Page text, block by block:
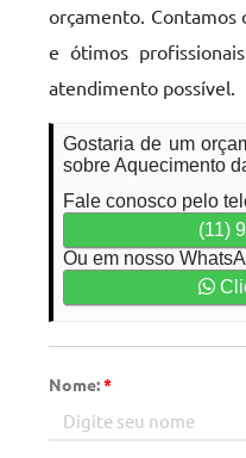
orçamento. Contamos
e ótimos
atendimento possível.
Gostaria de um
sobre Aquecimento
Fale conosco pelo
(11)
Ou em nosso
Nome:*